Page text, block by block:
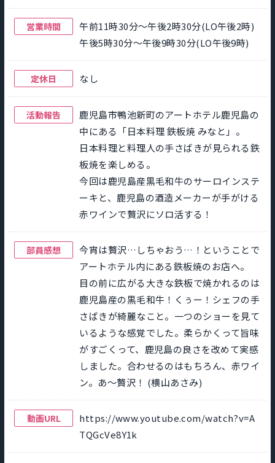
営業時間
午前11時30分～午後2時30分(LO午後2時)
午後5時30分～午後9時30分(LO午後9時)
定休日 なし
活動報告
鹿児島市鴨池新町のアートホテル鹿児島の
中にある「日本料理 鉄板焼 みなと」。
日本料理と料理人の手さばきが見られる鉄
板焼を楽しめる。
今回は鹿児島産黒毛和牛のサーロインステ
ーキと、鹿児島の酒造メーカーが手がける
赤ワインで贅沢にソロ活する！
部員感想
今宵は贅沢…しちゃおう…！ということで
アートホテル内にある鉄板焼のお店へ。
目の前に広がる大きな鉄板で焼かれるのは
鹿児島産の黒毛和牛！くぅー！シェフの手
さばきが綺麗なこと。一つのショーを見て
いるような感覚でした。柔らかくって旨味
がすごくって、鹿児島の良さを改めて実感
しました。合わせるのはもちろん、赤ワイ
ン。あ〜贅沢！ (横山あさみ)
動画URL
https://www.youtube.com/watch?v=A
TQGcVe8Y1k